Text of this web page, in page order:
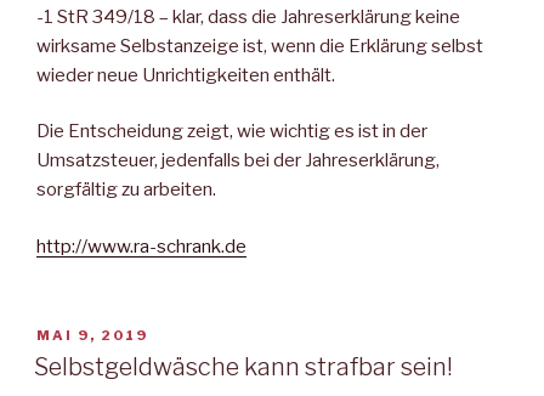
-1 StR 349/18 – klar, dass die Jahreserklärung keine
wirksame Selbstanzeige ist, wenn die Erklärung selbst
wieder neue Unrichtigkeiten enthält.
Die Entscheidung zeigt, wie wichtig es ist in der
Umsatzsteuer, jedenfalls bei der Jahreserklärung,
sorgfältig zu arbeiten.
http://www.ra-schrank.de
VERÖFFENTLICHT
AM
MAI 9, 2019
Selbstgeldwäsche kann strafbar sein!